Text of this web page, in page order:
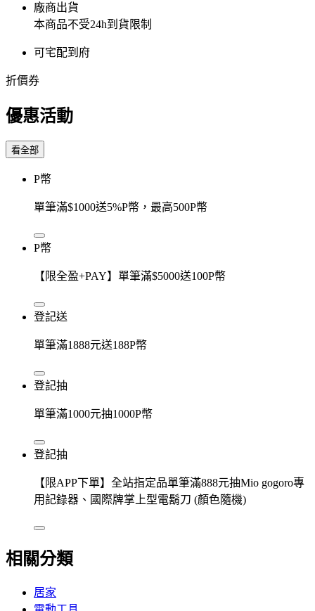
廠商出貨
本商品不受24h到貨限制
可宅配到府
折價券
優惠活動
看全部
P幣
單筆滿$1000送5%P幣，最高500P幣
P幣
【限全盈+PAY】單筆滿$5000送100P幣
登記送
單筆滿1888元送188P幣
登記抽
單筆滿1000元抽1000P幣
登記抽
【限APP下單】全站指定品單筆滿888元抽Mio gogoro專
用記錄器、國際牌掌上型電鬍刀 (顏色隨機)
相關分類
居家